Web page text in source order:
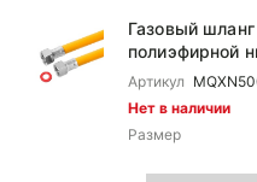
Газовый
полиэфирной
Артикул
Нет в наличии
Размер